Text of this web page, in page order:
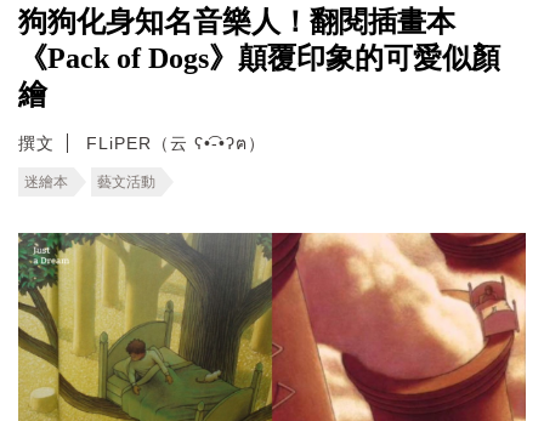
狗狗化身知名音樂人！翻閱插畫本
《Pack of Dogs》顛覆印象的可愛似顏
繪
撰文 FLiPER（云 ʕ•͡-•ʔฅ）
迷繪本 藝文活動